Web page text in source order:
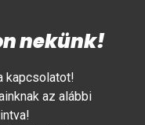
nekünk!
kapcsolatot!
az alábbi